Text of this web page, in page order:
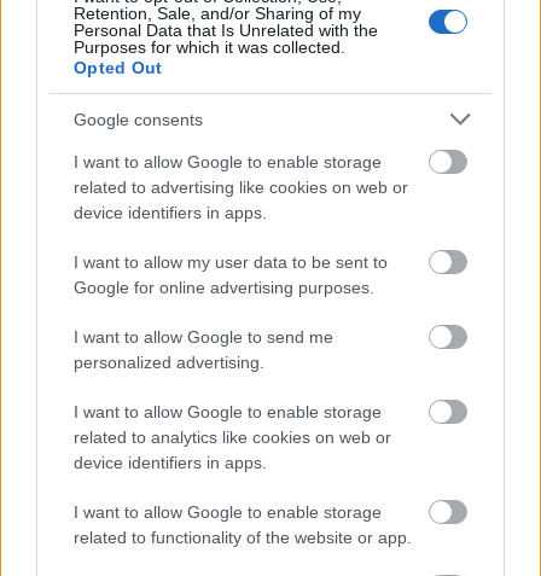
Retention, Sale, and/or Sharing of my
Personal Data that Is Unrelated with the
Purposes for which it was collected.
Opted Out
Google consents
I want to allow Google to enable storage
related to advertising like cookies on web or
device identifiers in apps.
I want to allow my user data to be sent to
Google for online advertising purposes.
I want to allow Google to send me
personalized advertising.
I want to allow Google to enable storage
related to analytics like cookies on web or
device identifiers in apps.
I want to allow Google to enable storage
related to functionality of the website or app.